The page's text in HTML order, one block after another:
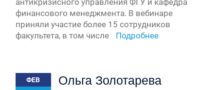
антикризисного управления ФГУ и кафедра
финансового менеджмента. В вебинаре
приняли участие более 15 сотрудников
факультета, в том числе
Подробнее
ФЕВ
Ольга Золотарева